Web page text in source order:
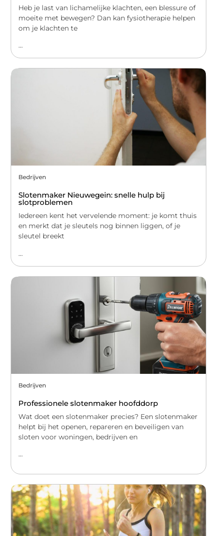
Heb je last van lichamelijke klachten, een blessure of
moeite met bewegen? Dan kan fysiotherapie helpen
om je klachten te
...
Bedrijven
Slotenmaker Nieuwegein: snelle hulp bij
slotproblemen
Iedereen kent het vervelende moment: je komt thuis
en merkt dat je sleutels nog binnen liggen, of je
sleutel breekt
...
Bedrijven
Professionele slotenmaker hoofddorp
Wat doet een slotenmaker precies? Een slotenmaker
helpt bij het openen, repareren en beveiligen van
sloten voor woningen, bedrijven en
...